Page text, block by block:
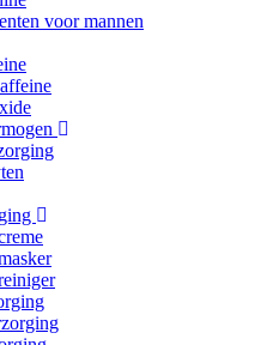
voor mannen